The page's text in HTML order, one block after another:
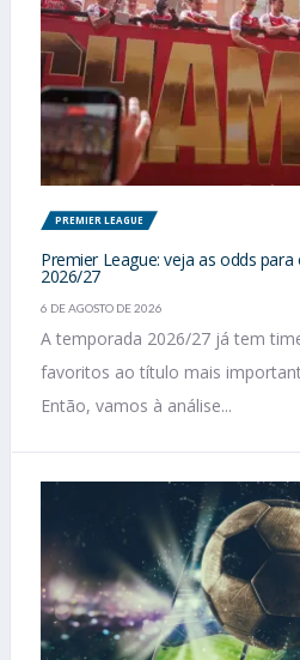
PREMIER LEAGUE
Premier League: veja as odds
2026/27
6 DE AGOSTO DE 2026
A temporada 2026/27 já tem
favoritos ao título mais
Então, vamos à análise...